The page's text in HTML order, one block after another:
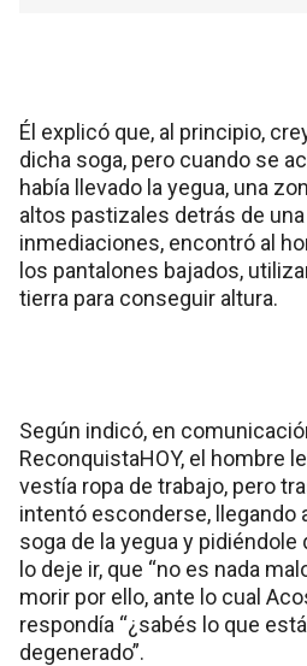
Él explicó que, al principio,
dicha soga, pero cuando se
había llevado la yegua, una
altos pastizales detrás de
inmediaciones, encontró al
los pantalones bajados,
tierra para conseguir altura.
Según indicó, en
ReconquistaHOY, el hombre
vestía ropa de trabajo, pero
intentó esconderse, llegando
soga de la yegua y pidiéndole
lo deje ir, que “no es nada
morir por ello, ante lo cual
respondía “¿sabés lo que
degenerado”.